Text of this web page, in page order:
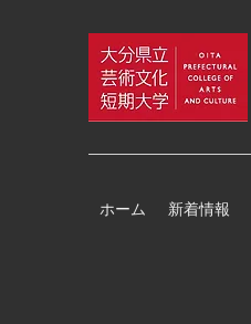
ホーム 新着情報